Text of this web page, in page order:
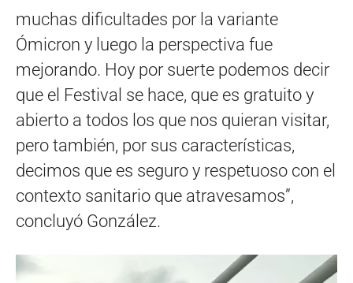
muchas dificultades por la variante
Ómicron y luego la perspectiva fue
mejorando. Hoy por suerte podemos decir
que el Festival se hace, que es gratuito y
abierto a todos los que nos quieran visitar,
pero también, por sus características,
decimos que es seguro y respetuoso con el
contexto sanitario que atravesamos”,
concluyó González.
Reproductor